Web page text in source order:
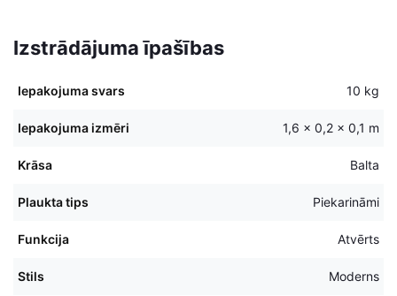
Izstrādājuma īpašības
Iepakojuma svars 10 kg
Iepakojuma izmēri 1,6 × 0,2 × 0,1 m
Krāsa Balta
Plaukta tips Piekarināmi
Funkcija Atvērts
Stils Moderns